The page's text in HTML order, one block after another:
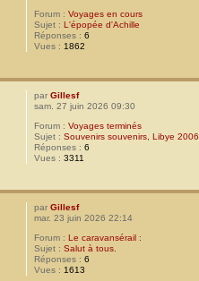
Forum :Voyages en cours
Sujet :L'épopée d'Achille
Réponses :6
Vues : 1862
parGillesf
sam. 27 juin 2026 09:30
Forum :Voyages terminés
Sujet :Souvenirs souvenirs, Libye 2006
Réponses :6
Vues :3311
parGillesf
mar. 23 juin 2026 22:14
Forum :Le caravansérail :
Sujet :Salut à tous.
Réponses :6
Vues : 1613